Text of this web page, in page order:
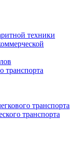
техники
транспорта
транспорта
транспорта